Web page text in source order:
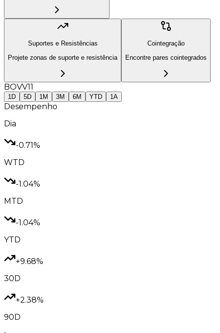
Suportes e Resistências
Projete zonas de suporte e resistência
Cointegração
Encontre pares cointegrados
BOVV11
1D 5D 1M 3M 6M YTD 1A
Desempenho
Dia
-0.71%
WTD
-1.04%
MTD
-1.04%
YTD
+9.68%
30D
+2.38%
90D